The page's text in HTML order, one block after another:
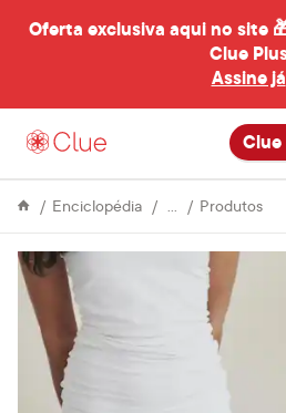
Oferta exclusiva aqui no site
Clue
Assine já
Clue
Enciclopédia
Ciclo ProdutosTudo